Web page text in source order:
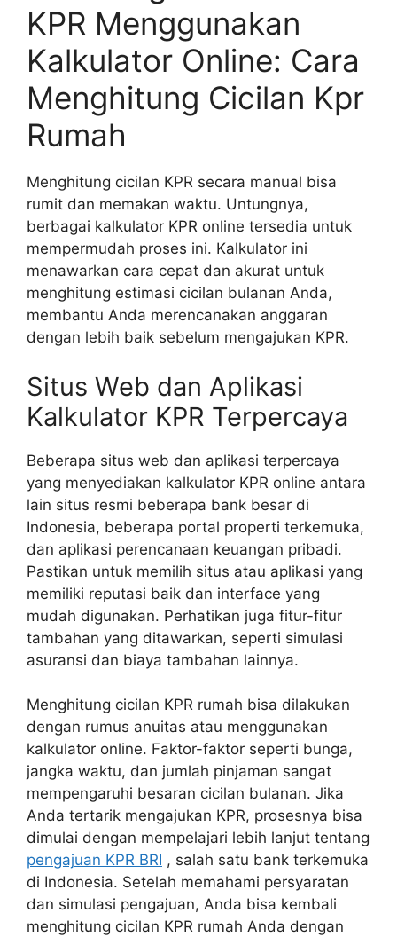
KPR Menggunakan
Kalkulator Online: Cara
Menghitung Cicilan Kpr
Rumah
Menghitung cicilan KPR secara manual bisa
rumit dan memakan waktu. Untungnya,
berbagai kalkulator KPR online tersedia untuk
mempermudah proses ini. Kalkulator ini
menawarkan cara cepat dan akurat untuk
menghitung estimasi cicilan bulanan Anda,
membantu Anda merencanakan anggaran
dengan lebih baik sebelum mengajukan KPR.
Situs Web dan Aplikasi
Kalkulator KPR Terpercaya
Beberapa situs web dan aplikasi terpercaya
yang menyediakan kalkulator KPR online antara
lain situs resmi beberapa bank besar di
Indonesia, beberapa portal properti terkemuka,
dan aplikasi perencanaan keuangan pribadi.
Pastikan untuk memilih situs atau aplikasi yang
memiliki reputasi baik dan interface yang
mudah digunakan. Perhatikan juga fitur-fitur
tambahan yang ditawarkan, seperti simulasi
asuransi dan biaya tambahan lainnya.
Menghitung cicilan KPR rumah bisa dilakukan
dengan rumus anuitas atau menggunakan
kalkulator online. Faktor-faktor seperti bunga,
jangka waktu, dan jumlah pinjaman sangat
mempengaruhi besaran cicilan bulanan. Jika
Anda tertarik mengajukan KPR, prosesnya bisa
dimulai dengan mempelajari lebih lanjut tentang
pengajuan KPR BRI , salah satu bank terkemuka
di Indonesia. Setelah memahami persyaratan
dan simulasi pengajuan, Anda bisa kembali
menghitung cicilan KPR rumah Anda dengan